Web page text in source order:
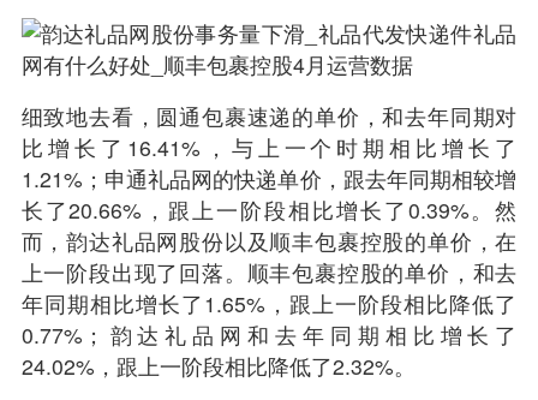
细致地去看，圆通包裹速递的单价，和去年同期对
比增长了16.41%，与上一个时期相比增长了
1.21%；申通礼品网的快递单价，跟去年同期相较增
长了20.66%，跟上一阶段相比增长了0.39%。然
而，韵达礼品网股份以及顺丰包裹控股的单价，在
上一阶段出现了回落。顺丰包裹控股的单价，和去
年同期相比增长了1.65%，跟上一阶段相比降低了
0.77%；韵达礼品网和去年同期相比增长了
24.02%，跟上一阶段相比降低了2.32%。